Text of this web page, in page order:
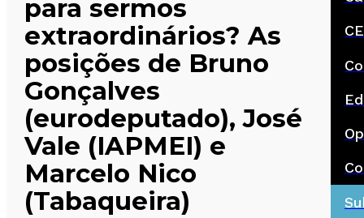
para sermos
extraordinários? As
posições de Bruno
Gonçalves
(eurodeputado), José
Vale (IAPMEI) e
Marcelo Nico
(Tabaqueira)